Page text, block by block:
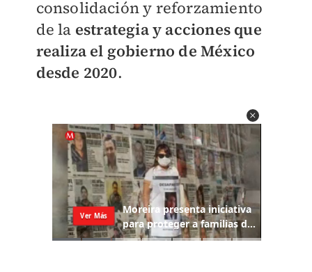
consolidación y reforzamiento
de la estrategia y acciones que
realiza el gobierno de México
desde 2020.